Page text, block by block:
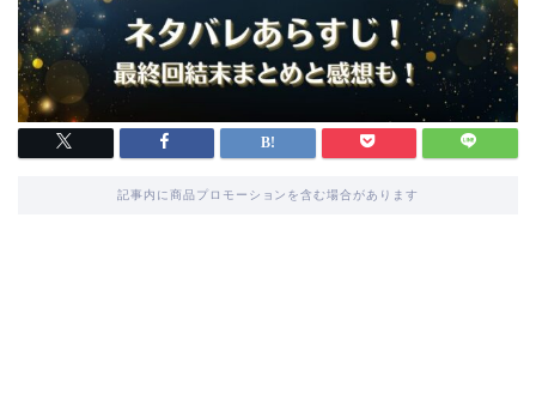
記事内に商品プロモーションを含む場合があります